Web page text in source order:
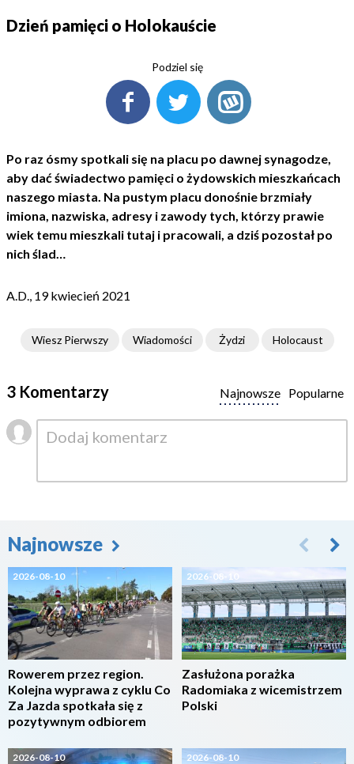
Dzień pamięci o Holokauście
Podziel się
Po raz ósmy spotkali się na placu po dawnej synagodze,
aby dać świadectwo pamięci o żydowskich mieszkańcach
naszego miasta. Na pustym placu donośnie brzmiały
imiona, nazwiska, adresy i zawody tych, którzy prawie
wiek temu mieszkali tutaj i pracowali, a dziś pozostał po
nich ślad…
A.D., 19 kwiecień 2021
Wiesz Pierwszy Wiadomości Żydzi Holocaust
3 Komentarzy Popularne
Najnowsze
Najnowsze
2026-08-10
Rowerem przez region.
Kolejna wyprawa z cyklu Co
Za Jazda spotkała się z
pozytywnym odbiorem
2026-08-10
2026-08-10
Zasłużona porażka
Radomiaka z wicemistrzem
Polski
2026-08-10